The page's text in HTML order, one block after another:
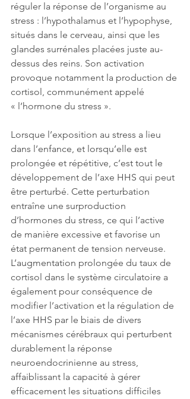
réguler la réponse de l’organisme au
stress : l’hypothalamus et l’hypophyse,
situés dans le cerveau, ainsi que les
glandes surrénales placées juste au-
dessus des reins. Son activation
provoque notamment la production de
cortisol, communément appelé
« l’hormone du stress ».
Lorsque l’exposition au stress a lieu
dans l’enfance, et lorsqu’elle est
prolongée et répétitive, c’est tout le
développement de l’axe HHS qui peut
être perturbé. Cette perturbation
entraîne une surproduction
d’hormones du stress, ce qui l’active
de manière excessive et favorise un
état permanent de tension nerveuse.
L’augmentation prolongée du taux de
cortisol dans le système circulatoire a
également pour conséquence de
modifier l’activation et la régulation de
l’axe HHS par le biais de divers
mécanismes cérébraux qui perturbent
durablement la réponse
neuroendocrinienne au stress,
affaiblissant la capacité à gérer
efficacement les situations difficiles